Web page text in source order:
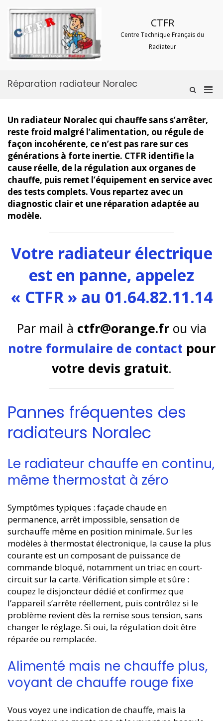
CTFR
Centre Technique Français du
Radiateur
Afficher
de
recherche
Réparation radiateur Noralec
Un radiateur Noralec qui chauffe sans s’arrêter,
reste froid malgré l’alimentation, ou régule de
façon incohérente, ce n’est pas rare sur ces
générations à forte inertie. CTFR identifie la
cause réelle, de la régulation aux organes de
chauffe, puis remet l’équipement en service avec
des tests complets. Vous repartez avec un
diagnostic clair et une réparation adaptée au
modèle.
Votre radiateur électrique
est en panne, appelez
« CTFR » au 01.64.82.11.14
Par mail à ctfr@orange.frou via
notre formulaire de contact pour
votre devis gratuit.
Pannes fréquentes des
radiateurs Noralec
Le radiateur chauffe en continu,
même thermostat à zéro
Symptômes typiques : façade chaude en
permanence, arrêt impossible, sensation de
surchauffe même en position minimale. Sur les
modèles à thermostat électronique, la cause la plus
courante est un composant de puissance de
commande bloqué, notamment un triac en court-
circuit sur la carte. Vérification simple et sûre :
coupez le disjoncteur dédié et confirmez que
l’appareil s’arrête réellement, puis contrôlez si le
problème revient dès la remise sous tension, sans
changer le réglage. Si oui, la régulation doit être
réparée ou remplacée.
Alimenté mais ne chauffe plus,
voyant de chauffe rouge fixe
Vous voyez une indication de chauffe, mais la